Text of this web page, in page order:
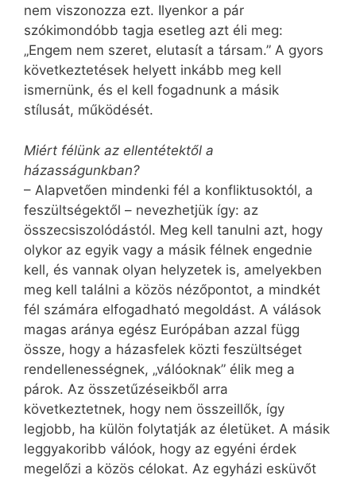
nem viszonozza ezt. Ilyenkor a pár
szókimondóbb tagja esetleg azt éli meg:
„Engem nem szeret, elutasít a társam.” A gyors
következtetések helyett inkább meg kell
ismernünk, és el kell fogadnunk a másik
stílusát, működését.
Miért félünk az ellentétektől a
házasságunkban?
– Alapvetően mindenki fél a konfliktusoktól, a
feszültségektől – nevezhetjük így: az
összecsiszolódástól. Meg kell tanulni azt, hogy
olykor az egyik vagy a másik félnek engednie
kell, és vannak olyan helyzetek is, amelyekben
meg kell találni a közös nézőpontot, a mindkét
fél számára elfogadható megoldást. A válások
magas aránya egész Európában azzal függ
össze, hogy a házasfelek közti feszültséget
rendellenességnek, „válóoknak” élik meg a
párok. Az összetűzéseikből arra
következtetnek, hogy nem összeillők, így
legjobb, ha külön folytatják az életüket. A másik
leggyakoribb válóok, hogy az egyéni érdek
megelőzi a közös célokat. Az egyházi esküvőt